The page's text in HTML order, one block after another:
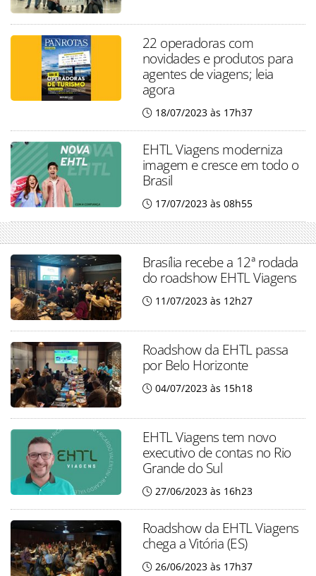
22 operadoras com
novidades e produtos para
agentes de viagens; leia
agora
18/07/2023 às 17h37
EHTL Viagens moderniza
imagem e cresce em todo o
Brasil
17/07/2023 às 08h55
Brasília recebe a 12ª rodada
do roadshow EHTL Viagens
11/07/2023 às 12h27
Roadshow da EHTL passa
por Belo Horizonte
04/07/2023 às 15h18
EHTL Viagens tem novo
executivo de contas no Rio
Grande do Sul
27/06/2023 às 16h23
Roadshow da EHTL Viagens
chega a Vitória (ES)
26/06/2023 às 17h37